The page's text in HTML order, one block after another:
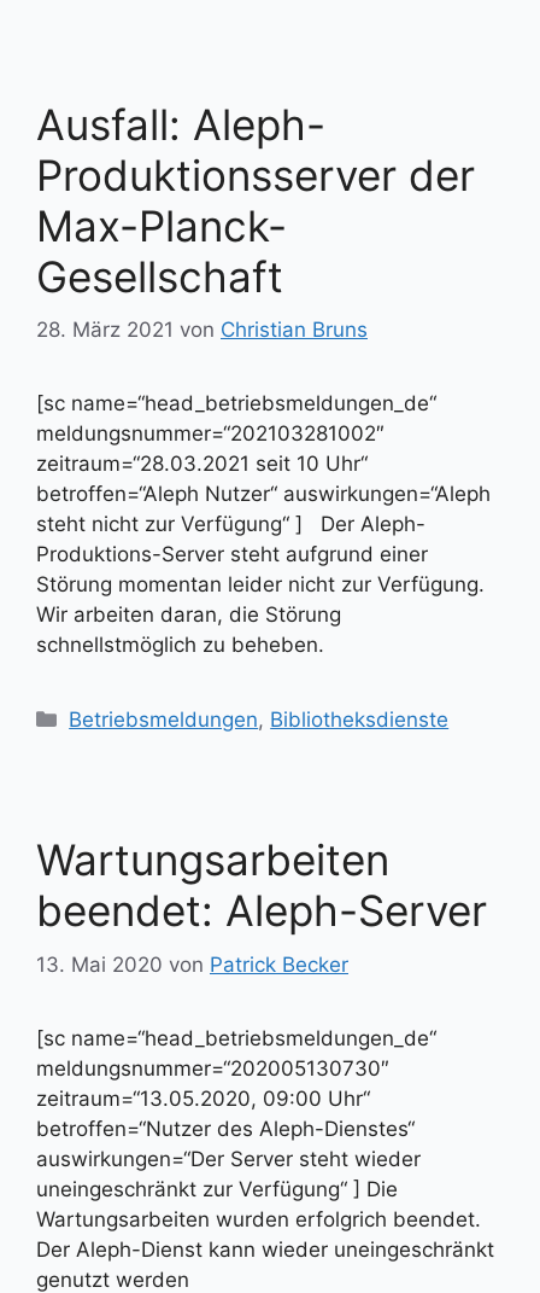
Ausfall: Aleph-
Produktionsserver der
Max-Planck-
Gesellschaft
28. März 2021 von Christian Bruns
[sc name=“head_betriebsmeldungen_de“
meldungsnummer=“202103281002″
zeitraum=“28.03.2021 seit 10 Uhr“
betroffen=“Aleph Nutzer“ auswirkungen=“Aleph
steht nicht zur Verfügung“ ] Der Aleph-
Produktions-Server steht aufgrund einer
Störung momentan leider nicht zur Verfügung.
Wir arbeiten daran, die Störung
schnellstmöglich zu beheben.
Kategorien
Betriebsmeldungen, Bibliotheksdienste
Wartungsarbeiten
beendet: Aleph-Server
13. Mai 2020 von Patrick Becker
[sc name=“head_betriebsmeldungen_de“
meldungsnummer=“202005130730″
zeitraum=“13.05.2020, 09:00 Uhr“
betroffen=“Nutzer des Aleph-Dienstes“
auswirkungen=“Der Server steht wieder
uneingeschränkt zur Verfügung“ ] Die
Wartungsarbeiten wurden erfolgrich beendet.
Der Aleph-Dienst kann wieder uneingeschränkt
genutzt werden